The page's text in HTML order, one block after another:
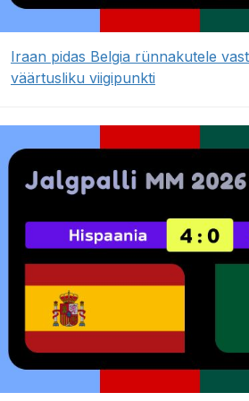
Iraan pidas Belgia rünnakutele
väärtusliku viigipunkti